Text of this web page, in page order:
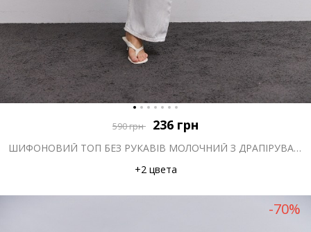
590грн 236 грн
ШИФОНОВИЙ ТОП БЕЗ РУКАВІВ МОЛОЧНИЙ З ДРАПІРУВАННЯМ НА КОМІРІ
+2 цвета
-70%